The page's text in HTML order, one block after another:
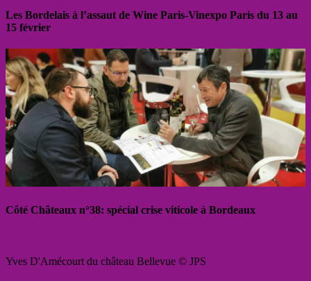
Les Bordelais à l’assaut de Wine Paris-Vinexpo Paris du 13 au
15 février
Côté Châteaux n°38: spécial crise viticole à Bordeaux
Yves D'Amécourt du château Bellevue © JPS